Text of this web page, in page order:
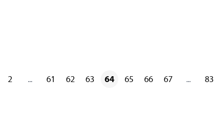
2 ... 61 62 63 64 65 66 67 ... 83